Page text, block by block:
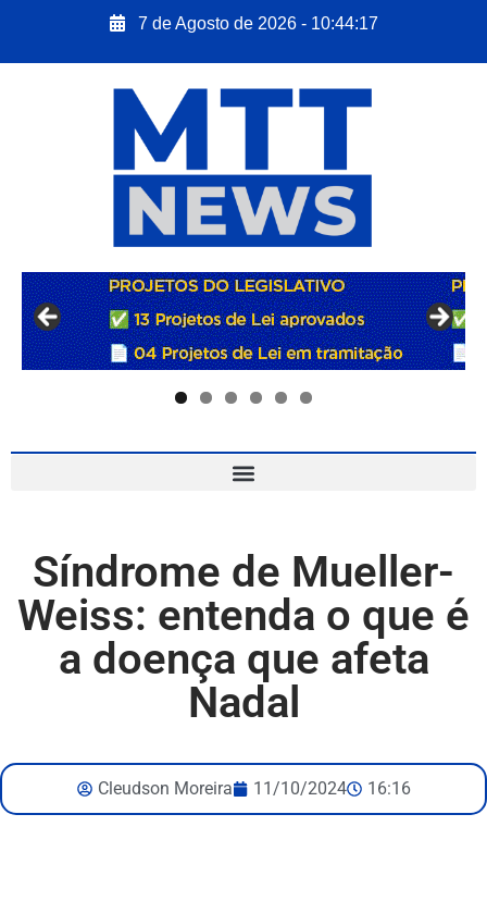
7 de Agosto de 2026 - 10:44:19
Síndrome de Mueller-
Weiss: entenda o que é
a doença que afeta
Nadal
Cleudson Moreira 11/10/2024 16:16